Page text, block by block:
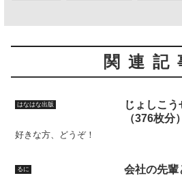
関連記
はなはな出版
じょしこ
（376枚分）
好きな方、どうぞ！
るに 会社の先輩